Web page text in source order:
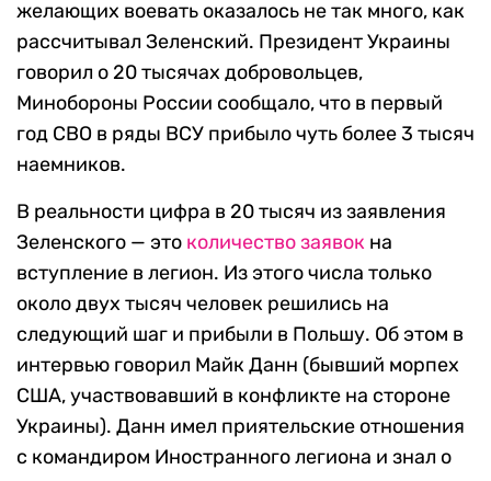
желающих воевать оказалось не так много, как
рассчитывал Зеленский. Президент Украины
говорил о 20 тысячах добровольцев,
Минобороны России сообщало, что в первый
год СВО в ряды ВСУ прибыло чуть более 3 тысяч
наемников.
В реальности цифра в 20 тысяч из заявления
Зеленского — это количество заявок на
вступление в легион. Из этого числа только
около двух тысяч человек решились на
следующий шаг и прибыли в Польшу. Об этом в
интервью говорил Майк Данн (бывший морпех
США, участвовавший в конфликте на стороне
Украины). Данн имел приятельские отношения
с командиром Иностранного легиона и знал о